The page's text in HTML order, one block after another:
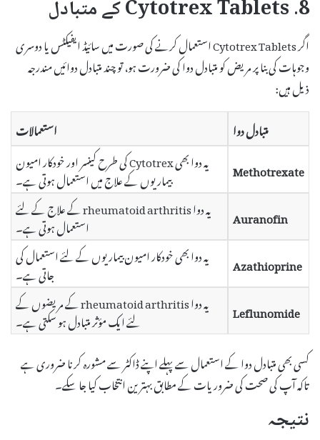
8. Cytotrex Tablets کے متبادل
اگر Cytotrex Tablets استعمال کرنے کی صورت میں سائیڈ ایفیکٹس یا دوسری
وجوہات کی بنا پر مریض کو متبادل دوا کی ضرورت ہو، تو چند متبادل دوائیں مندرجہ
ذیل ہیں:
متبادل دوا
استعمالات
Methotrexate
یہ دوا بھی Cytotrex کی طرح کینسر اور خودکار امیون
بیماریوں کے علاج میں استعمال ہوتی ہے۔
Auranofin
یہ دوا rheumatoid arthritis کے علاج کے لئے
استعمال ہوتی ہے۔
Azathioprine
یہ دوا بھی خودکار امیون بیماریوں کے لئے استعمال کی
جاتی ہے۔
Leflunomide
یہ دوا rheumatoid arthritis کے مریضوں کے
لئے ایک مؤثر متبادل ہو سکتی ہے۔
کسی بھی متبادل دوا کے استعمال سے پہلے اپنے ڈاکٹر سے مشورہ کرنا ضروری ہے
تاکہ آپ کی صحت کی ضروریات کے مطابق بہترین انتخاب کیا جا سکے۔
نتیجہ